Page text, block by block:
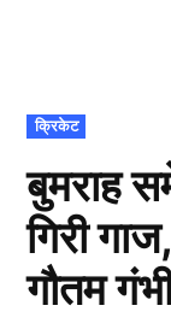
POSTED
IN
क्रिकेट
बुमराह
गिरी
गौतम